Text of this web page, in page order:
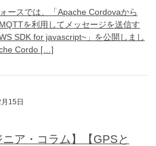
ースでは、「Apache Cordovaから
を利用してメッセージを送信す
SDK for javascript~」を公開しまし
Cordo […]
15日
ニア・コラム】【GPSと